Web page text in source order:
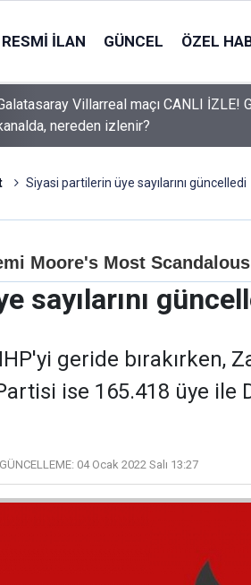
RESMI İLAN GÜNCEL ÖZEL
Villarreal maçı CANLI İZLE!
nereden izlenir?
Siyasi partilerin üye sayılarını güncelledi
sayılarını
geride bırakırken,
ise 165.418 üye
GÜNCELLEME: 04 Ocak 2022 Salı 13:27